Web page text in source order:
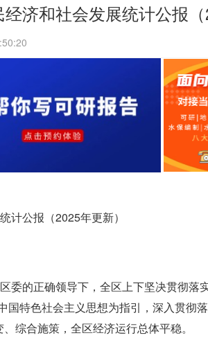
济和社会发展统计公报（
计公报（2025年更新）
委的正确领导下，全区上下坚决贯彻落
特色社会主义思想为指引，深入贯彻
综合施策，全区经济运行总体平稳。